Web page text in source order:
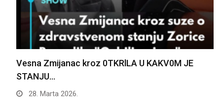
Vesna Zmijanac kroz 0TKRlLA U KAKV0M JE
STANJU…
28. Marta 2026.